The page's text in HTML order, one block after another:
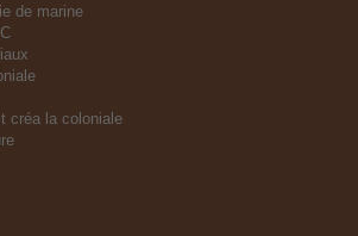
de marine
créa la coloniale